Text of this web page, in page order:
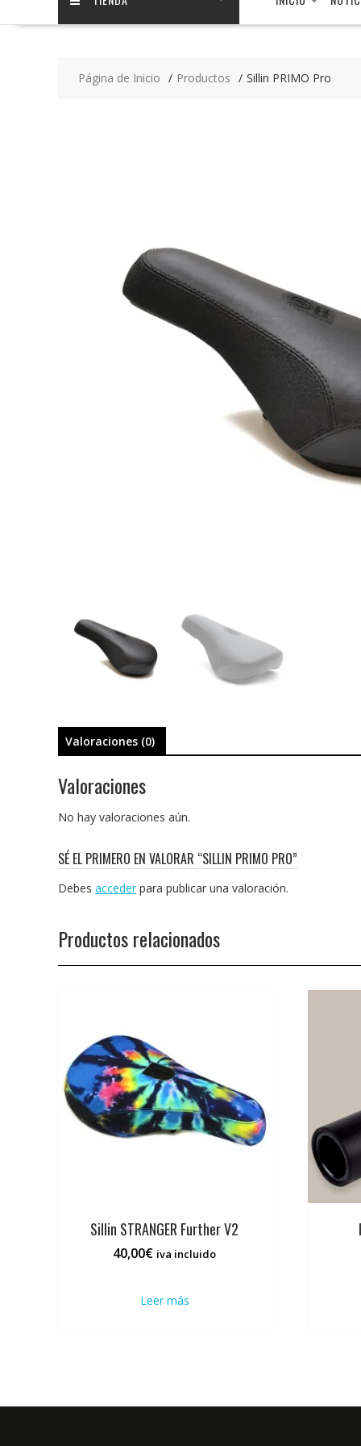
Página de Inicio Productos Sillin PRIMO Pro
Valoraciones (0)
Valoraciones
No hay valoraciones aún.
SÉ EL PRIMERO EN VALORAR “SILLIN PRIMO PRO”
Debes accederpara publicar una valoración.
Productos relacionados
Sillin STRANGER Further V2
40,00€ iva incluido
Leer más